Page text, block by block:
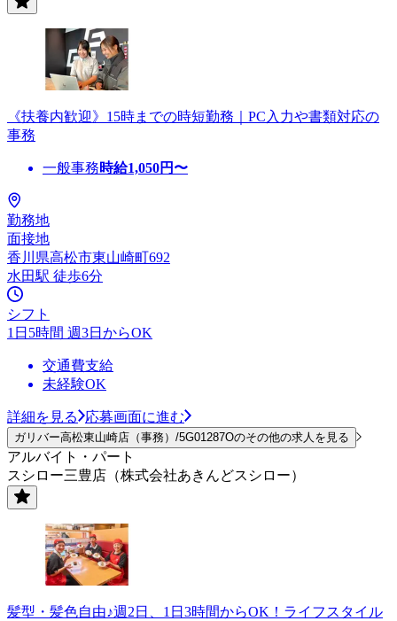
《扶養内歓迎》15時までの時短勤務｜PC入力や書類対応の
事務
一般事務時給1,050円〜
勤務地
面接地
香川県高松市東山崎町692
水田駅 徒歩6分
シフト
1日5時間 週3日からOK
交通費支給
未経験OK
詳細を見る 応募画面に進む
ガリバー高松東山崎店（事務）/5G01287Oのその他の求人を見る
アルバイト・パート
スシロー三豊店（株式会社あきんどスシロー）
髪型・髪色自由♪週2日、1日3時間からOK！ライフスタイル